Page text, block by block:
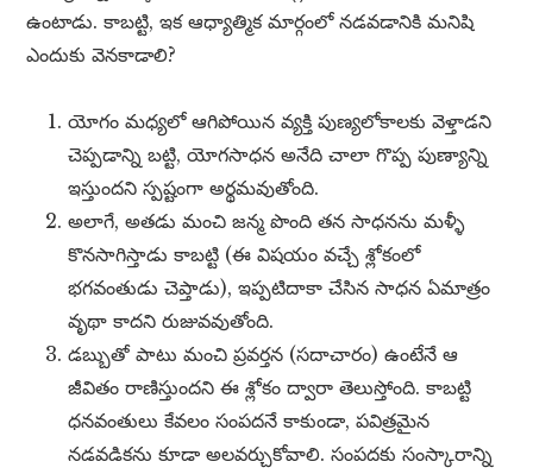
ఉంటాడు. కాబట్టి, ఇక ఆధ్యాత్మిక మార్గంలో నడవడానికి మనిషి
ఎందుకు వెనకాడాలి?
యోగం మధ్యలో ఆగిపోయిన వ్యక్తి పుణ్యలోకాలకు వెళ్తాడని
చెప్పడాన్ని బట్టి, యోగసాధన అనేది చాలా గొప్ప పుణ్యాన్ని
ఇస్తుందని స్పష్టంగా అర్థమవుతోంది.
అలాగే, అతడు మంచి జన్మ పొంది తన సాధనను మళ్ళీ
కొనసాగిస్తాడు కాబట్టి (ఈ విషయం వచ్చే శ్లోకంలో
భగవంతుడు చెప్తాడు), ఇప్పటిదాకా చేసిన సాధన ఏమాత్రం
వృథా కాదని రుజువవుతోంది.
డబ్బుతో పాటు మంచి ప్రవర్తన (సదాచారం) ఉంటేనే ఆ
జీవితం రాణిస్తుందని ఈ శ్లోకం ద్వారా తెలుస్తోంది. కాబట్టి
ధనవంతులు కేవలం సంపదనే కాకుండా, పవిత్రమైన
నడవడికను కూడా అలవర్చుకోవాలి. సంపదకు సంస్కారాన్ని